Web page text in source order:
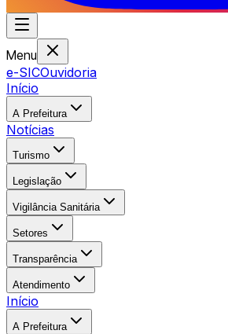
Menu
e-SICOuvidoria
Início
A Prefeitura
Notícias
Turismo
Legislação
Vigilância Sanitária
Setores
Transparência
Atendimento
Início
A Prefeitura